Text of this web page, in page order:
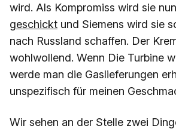
wird. Als Kompromiss wird sie nun
geschickt und Siemens wird sie
nach Russland schaffen. Der
wohlwollend. Wenn Die Turbine
werde man die Gaslieferungen
unspezifisch für meinen
Wir sehen an der Stelle zwei